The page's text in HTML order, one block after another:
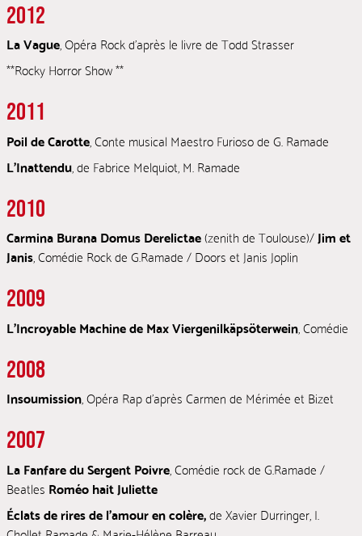
2012
La Vague, Opéra Rock d’après le livre de Todd Strasser
**Rocky Horror Show **
2011
Poil de Carotte, Conte musical Maestro Furioso de G. Ramade
L’Inattendu, de Fabrice Melquiot, M. Ramade
2010
Carmina Burana Domus Derelictae(zenith de Toulouse)/Jim et
Janis, Comédie Rock de G.Ramade / Doors et Janis Joplin
2009
L’Incroyable Machine de Max Viergenilkäpsöterwein, Comédie
2008
Insoumission, Opéra Rap d’après Carmen de Mérimée et Bizet
2007
La Fanfare du Sergent Poivre, Comédie rock de G.Ramade /
Beatles Roméo hait Juliette
Éclats de rires de l’amour en colère,de Xavier Durringer, I.